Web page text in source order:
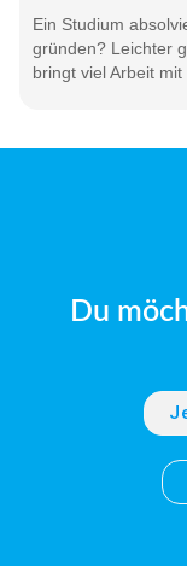
Ein Studium
gründen? Leichter
bringt viel Arbeit mit
Du